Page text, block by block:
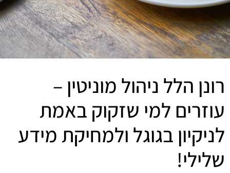
רונן הלל ניהול מוניטין –
עוזרים למי שזקוק באמת
לניקיון בגוגל ולמחיקת מידע
שלילי!